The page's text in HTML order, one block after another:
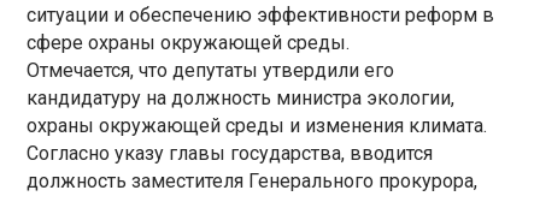
ситуации и обеспечению эффективности реформ в
сфере охраны окружающей среды.
Отмечается, что депутаты утвердили его
кандидатуру на должность министра экологии,
охраны окружающей среды и изменения климата.
Согласно указу главы государства, вводится
должность заместителя Генерального прокурора,